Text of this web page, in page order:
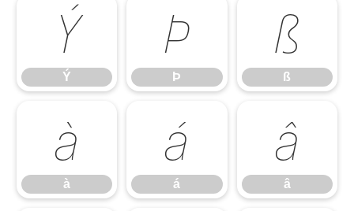
Ý
Ý
Þ
Þ
ß
ß
à
à
á
á
â
â